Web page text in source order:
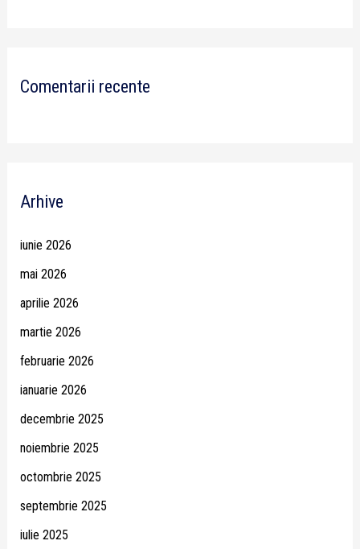
Comentarii recente
Arhive
iunie 2026
mai 2026
aprilie 2026
martie 2026
februarie 2026
ianuarie 2026
decembrie 2025
noiembrie 2025
octombrie 2025
septembrie 2025
iulie 2025